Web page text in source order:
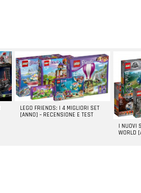
LEGO FRIENDS: I 4 MIGLIORI SET
[ANNO] – RECENSIONE E TEST
I NUOVI
WORLD